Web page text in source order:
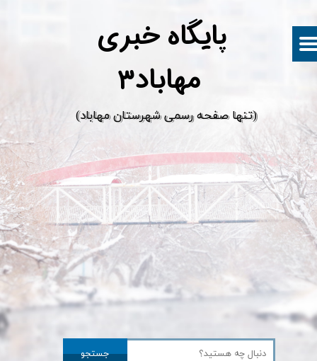
پایگاه خبری
​(تنها صفحه رسمی شهرستان مهاباد)
جستجو